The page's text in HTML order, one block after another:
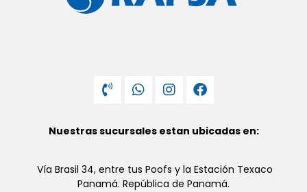
Nuestras sucursales estan ubicadas en:
Vía Brasil 34, entre tus Poofs y la Estación Texaco
Panamá. República de Panamá.